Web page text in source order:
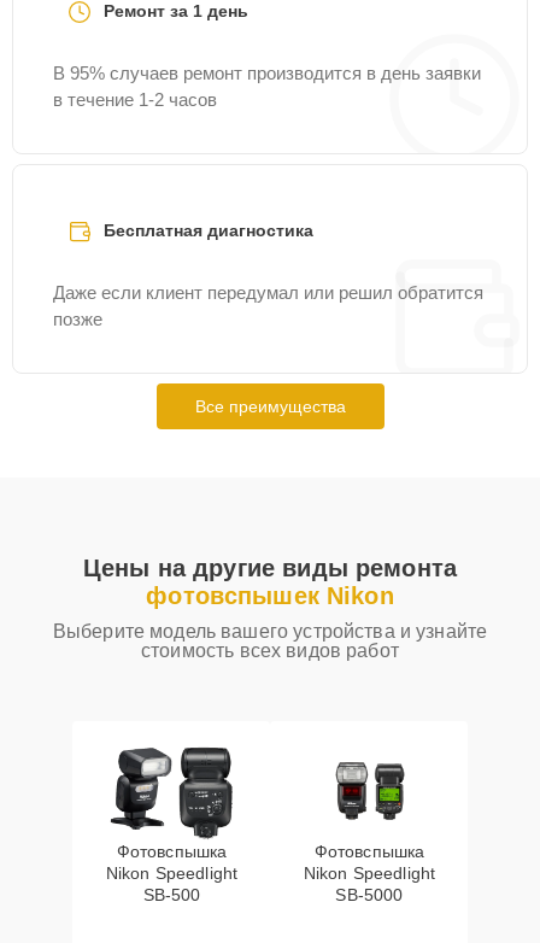
Ремонт за 1 день
В 95% случаев ремонт производится в день заявки
в течение 1-2 часов
Бесплатная диагностика
Даже если клиент передумал или решил обратится
позже
Все преимущества
Цены на другие виды ремонта
фотовспышек Nikon
Выберите модель вашего устройства и узнайте
стоимость всех видов работ
Фотовспышка
Nikon Speedlight
SB-500
Фотовспышка
Nikon Speedlight
SB-5000